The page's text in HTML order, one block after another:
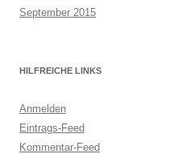
September 2015
HILFREICHE LINKS
Anmelden
Eintrags-Feed
Kommentar-Feed